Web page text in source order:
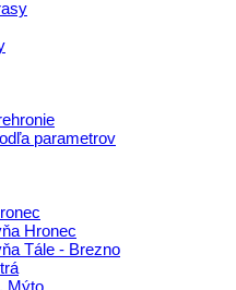
parametrov
Hronec
Tále - Brezno
Mýto